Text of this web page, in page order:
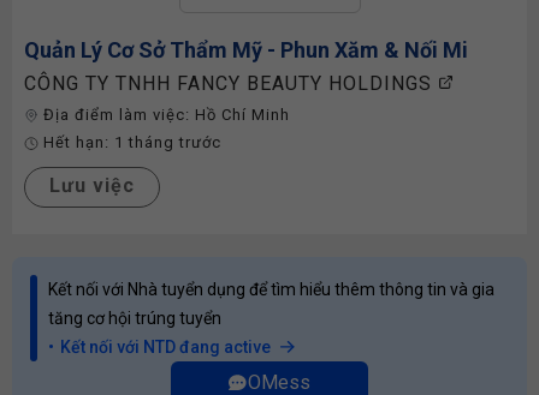
Quản Lý Cơ Sở Thẩm Mỹ - Phun Xăm & Nối Mi
CÔNG TY TNHH FANCY BEAUTY HOLDINGS
Địa điểm làm việc: Hồ Chí Minh
Hết hạn: 1 tháng trước
Lưu việc
Kết nối với Nhà tuyển dụng để tìm hiểu thêm thông tin và gia
tăng cơ hội trúng tuyển
Kết nối với NTD đang active
OMess